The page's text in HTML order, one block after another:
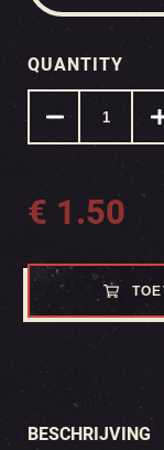
QUANTITY
€ 1.50
BESCHRIJVING